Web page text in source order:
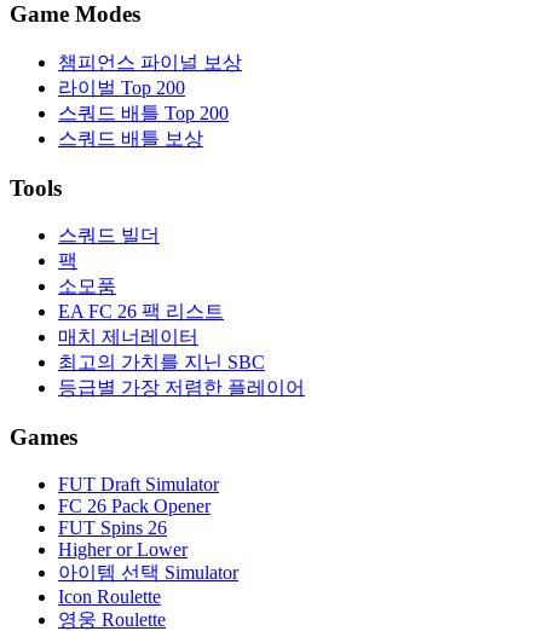
Game Modes
챔피언스 파이널 보상
라이벌 Top 200
스쿼드 배틀 Top 200
스쿼드 배틀 보상
Tools
스쿼드 빌더
팩
소모품
EA FC 26 팩 리스트
매치 제너레이터
최고의 가치를 지닌 SBC
등급별 가장 저렴한 플레이어
Games
FUT Draft Simulator
FC 26 Pack Opener
FUT Spins 26
Higher or Lower
아이템 선택 Simulator
Icon Roulette
영웅 Roulette